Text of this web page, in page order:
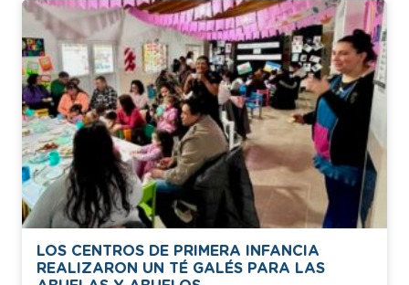
LOS CENTROS DE PRIMERA INFANCIA
REALIZARON UN TÉ GALÉS PARA LAS